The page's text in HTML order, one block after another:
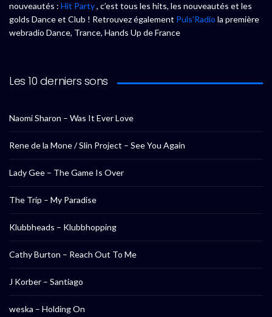
nouveautés : Hit Party, c’est tous les hits, les nouveautés et les
golds Dance et Club ! Retrouvez également Puls’Radio la première
webradio Dance, Trance, Hands Up de France
Les 10 derniers sons
Naomi Sharon – Was It Ever Love
Rene de la Mone / Slin Project – See You Again
Lady Gee – The Game Is Over
The Trip – My Paradise
Klubbheads – Klubbhopping
Cathy Burton – Reach Out To Me
J Korber – Santiago
weska – Holding On